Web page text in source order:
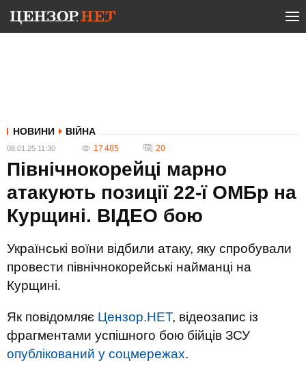
НОВИНИ ВІЙНА
08.01.25 11:30 17 485 20
Північнокорейці марно
атакують позиції 22-ї ОМБр на
Курщині. ВIДЕО бою
Українські воїни відбили атаку, яку спробували
провести північнокорейські найманці на
Курщині.
Як повідомляє Цензор.НЕТ, відеозапис із
фрагментами успішного бою бійців ЗСУ
опублікований у соцмережах.